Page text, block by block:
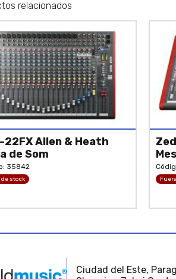
relacionados
22FX Allen & Heath
de Som
35842
de stock
Ciudad del Este,